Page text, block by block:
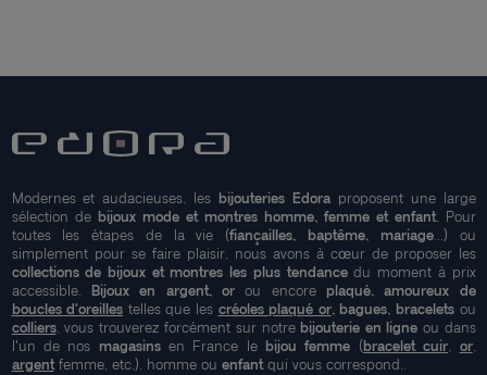
Modernes et audacieuses, les bijouteries Edoraproposent une large
sélection de bijoux mode et montres homme, femme et enfant. Pour
toutes les étapes de la vie (fiançailles, baptême, mariage...) ou
simplement pour se faire plaisir, nous avons à cœur de proposer les
collections de bijoux et montres les plus tendancedu moment à prix
accessible. Bijoux en argent, orou encore plaqué, amoureux de
boucles d'oreilles telles que les créoles plaqué or, bagues, braceletsou
colliers, vous trouverez forcément sur notre bijouterie en ligne ou dans
l'un de nos magasinsen France le bijou femme (bracelet cuir, or,
argentfemme, etc.), homme ou enfantqui vous correspond..